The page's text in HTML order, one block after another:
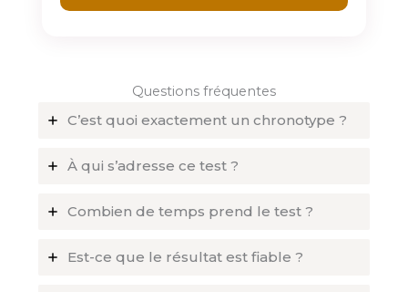
Questions fréquentes
C’est quoi exactement un chronotype ?
À qui s’adresse ce test ?
Combien de temps prend le test ?
Est-ce que le résultat est fiable ?